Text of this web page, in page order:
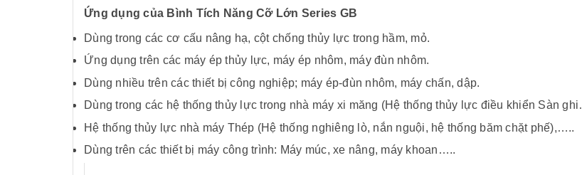
Ứng dụng của Bình Tích Năng Cỡ Lớn Series GB
Dùng trong các cơ cấu nâng hạ, cột chống thủy lực trong hầm, mỏ.
Ứng dụng trên các máy ép thủy lực, máy ép nhôm, máy đùn nhôm.
Dùng nhiều trên các thiết bị công nghiệp; máy ép-đùn nhôm, máy chấn, dập.
Dùng trong các hệ thống thủy lực trong nhà máy xi măng (Hệ thống thủy lực điều khiển Sàn
Hệ thống thủy lực nhà máy Thép (Hệ thống nghiêng lò, nắn nguội, hệ thống băm chặt phế),…..
Dùng trên các thiết bị máy công trình: Máy múc, xe nâng, máy khoan…..